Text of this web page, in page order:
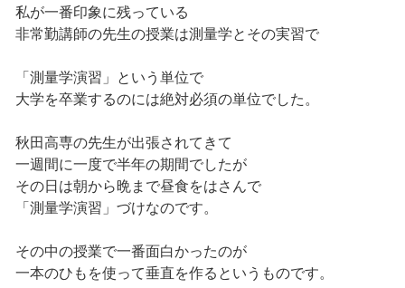
私が一番印象に残っている
非常勤講師の先生の授業は測量学とその実習で
「測量学演習」という単位で
大学を卒業するのには絶対必須の単位でした。
秋田高専の先生が出張されてきて
一週間に一度で半年の期間でしたが
その日は朝から晩まで昼食をはさんで
「測量学演習」づけなのです。
その中の授業で一番面白かったのが
一本のひもを使って垂直を作るというものです。